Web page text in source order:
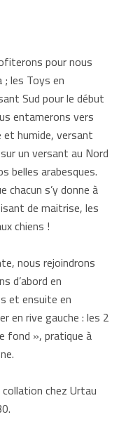
pour nous
les Toys en
Sud pour le début
entamerons vers
humide, versant
un versant au Nord
belles arabesques.
chacun s’y donne à
de maitrise, les
chiens !
nous rejoindrons
d’abord en
et ensuite en
en rive gauche : les 2
fond », pratique à
chez Urtau